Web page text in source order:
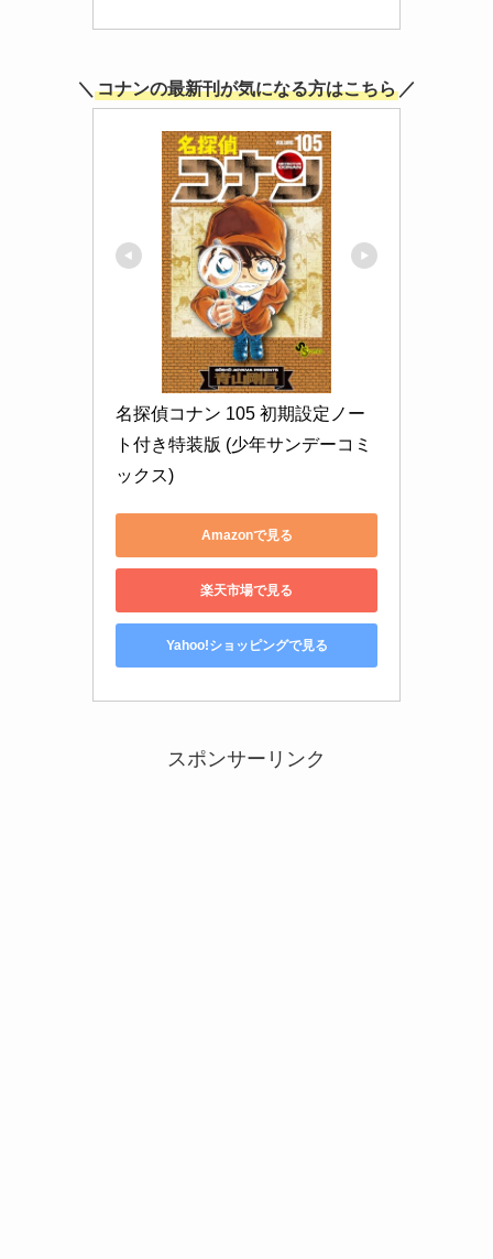
＼ コナンの最新刊が気になる方はこちら ／
名探偵コナン 105 初期設定ノー
ト付き特装版 (少年サンデーコミ
ックス)
Amazonで見る
楽天市場で見る
Yahoo!ショッピングで見る
スポンサーリンク